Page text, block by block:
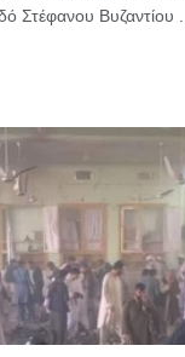
Στέφανου Βυζαντίου ...